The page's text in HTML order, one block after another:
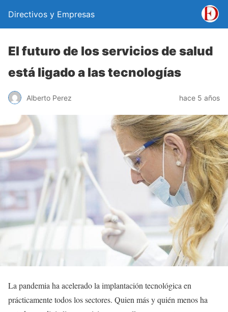
Directivos y Empresas
El futuro de los servicios de salud
está ligado a las tecnologías
Alberto Perez hace 5 años
La pandemia ha acelerado la implantación tecnológica en
prácticamente todos los sectores. Quien más y quién menos ha